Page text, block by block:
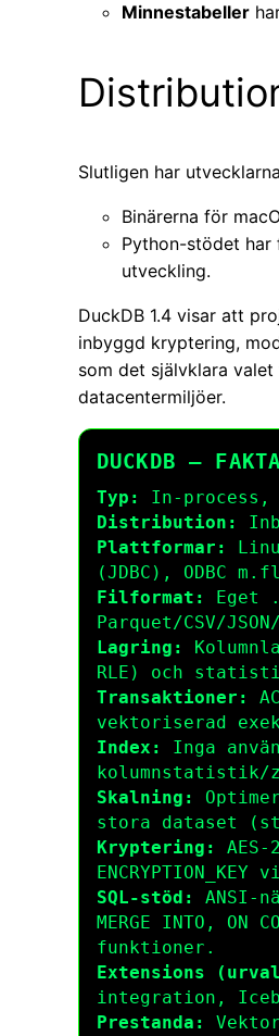
Minnestabeller
Slutligen har
Binärerna för
Python-stödet
utveckling.
DuckDB 1.4 visar att
inbyggd kryptering,
som det självklara
datacentermiljöer.
DUCKDB –
Typ:
In-process,
Distribution:
Plattformar:
(JDBC), ODBC
Filformat:
Eget
Parquet/CSV/
Lagring:
RLE) och
Transaktioner:
vektoriserad
Index:
Inga
kolumnstatistik/
Skalning:
stora dataset
Kryptering:
ENCRYPTION_KEY
SQL-stöd:
ANSI-
MERGE INTO , ON
funktioner.
Extensions
integration,
Prestanda: